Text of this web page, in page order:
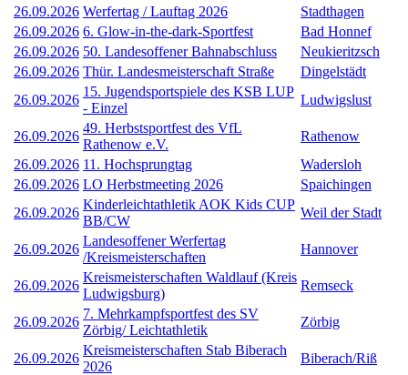
26.09.2026 Werfertag / Lauftag 2026
Stadthagen
26.09.2026 6. Glow-in-the-dark-Sportfest
Bad Honnef
26.09.2026 50. Landesoffener Bahnabschluss
Neukieritzsch
26.09.2026 Thür. Landesmeisterschaft Straße
Dingelstädt
26.09.2026
15. Jugendsportspiele des KSB LUP
- Einzel
Ludwigslust
26.09.2026
49. Herbstsportfest des VfL
Rathenow e.V.
Rathenow
26.09.2026 11. Hochsprungtag
Wadersloh
26.09.2026 LO Herbstmeeting 2026
Spaichingen
26.09.2026
Kinderleichtathletik AOK Kids CUP
BB/CW
Weil der Stadt
26.09.2026
Landesoffener Werfertag
/Kreismeisterschaften
Hannover
26.09.2026
Kreismeisterschaften Waldlauf (Kreis
Ludwigsburg)
Remseck
26.09.2026
7. Mehrkampfsportfest des SV
Zörbig/ Leichtathletik
Zörbig
26.09.2026
Kreismeisterschaften Stab Biberach
2026
Biberach/Riß